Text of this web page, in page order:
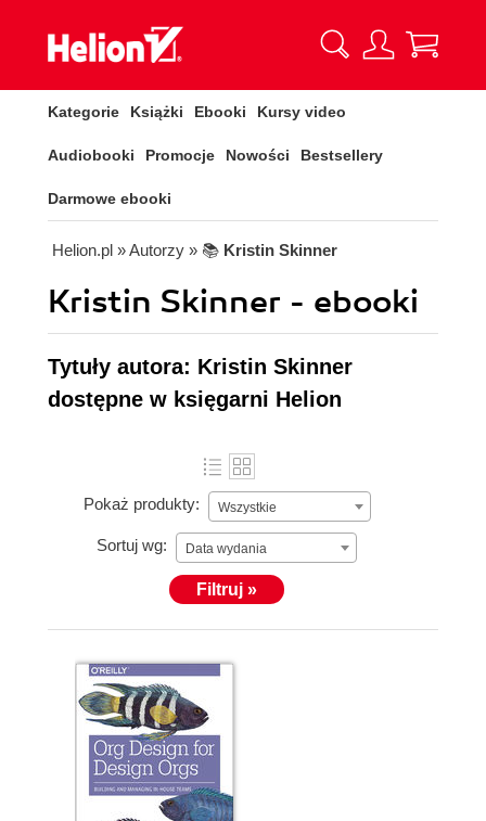
Kategorie Książki Ebooki Kursy video
Audiobooki Promocje Nowości Bestsellery
Darmowe ebooki
Helion.pl » Autorzy » 📚 Kristin Skinner
Kristin Skinner - ebooki
Tytuły autora: Kristin Skinner
dostępne w księgarni Helion
Pokaż produkty: Wszystkie
Sortuj wg: Data wydania
Filtruj »